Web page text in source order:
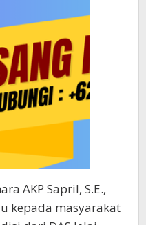
AKP Sapril, S.E.,
kepada masyarakat